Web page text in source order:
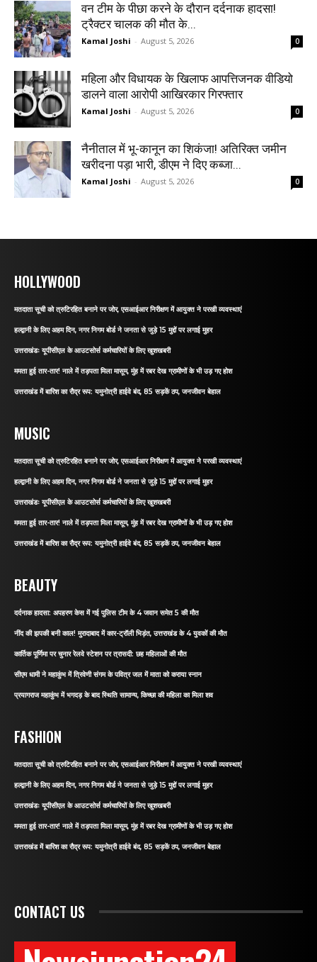
वन टीम के पीछा करने के दौरान दर्दनाक हादसा!
ट्रैक्टर चालक की मौत के...
Kamal Joshi - August 5, 2026 0
महिला और विधायक के खिलाफ आपत्तिजनक वीडियो
डालने वाला आरोपी आखिरकार गिरफ्तार
Kamal Joshi - August 5, 2026 0
नैनीताल में भू-कानून का शिकंजा! अतिरिक्त जमीन
खरीदना पड़ा भारी, डीएम ने दिए कब्जा...
Kamal Joshi - August 5, 2026 0
HOLLYWOOD
मतदाता सूची को त्रुटिरहित बनाने पर जोर, एसआईआर निरीक्षण में आयुक्त ने परखी व्यवस्थाएं
हल्द्वानी के लिए अहम दिन, नगर निगम बोर्ड ने जनता से जुड़े 15 मुद्दों पर लगाई मुहर
उत्तराखंडः यूपीसीएल के आउटसोर्स कर्मचारियों के लिए खुशखबरी
ममता हुई तार-तार! नाले में तड़पता मिला मासूम, मुंह में रबर देख ग्रामीणों के भी उड़ गए होश
उत्तराखंड में बारिश का रौद्र रूप: यमुनोत्री हाईवे बंद, 85 सड़कें ठप, जनजीवन बेहाल
MUSIC
मतदाता सूची को त्रुटिरहित बनाने पर जोर, एसआईआर निरीक्षण में आयुक्त ने परखी व्यवस्थाएं
हल्द्वानी के लिए अहम दिन, नगर निगम बोर्ड ने जनता से जुड़े 15 मुद्दों पर लगाई मुहर
उत्तराखंडः यूपीसीएल के आउटसोर्स कर्मचारियों के लिए खुशखबरी
ममता हुई तार-तार! नाले में तड़पता मिला मासूम, मुंह में रबर देख ग्रामीणों के भी उड़ गए होश
उत्तराखंड में बारिश का रौद्र रूप: यमुनोत्री हाईवे बंद, 85 सड़कें ठप, जनजीवन बेहाल
BEAUTY
दर्दनाक हादसा: अपहरण केस में गई पुलिस टीम के 4 जवान समेत 5 की मौत
नींद की झपकी बनी काल! मुरादाबाद में कार-ट्रॉली भिड़ंत, उत्तराखंड के 4 युवकों की मौत
कार्तिक पूर्णिमा पर चुनार रेलवे स्टेशन पर त्रासदी: छह महिलाओं की मौत
सीएम धामी ने महाकुंभ में त्रिवेणी संगम के पवित्र जल में माता को कराया स्नान
प्रयागराज महाकुंभ में भगदड़ के बाद स्थिति सामान्य, किच्छा की महिला का मिला शव
FASHION
मतदाता सूची को त्रुटिरहित बनाने पर जोर, एसआईआर निरीक्षण में आयुक्त ने परखी व्यवस्थाएं
हल्द्वानी के लिए अहम दिन, नगर निगम बोर्ड ने जनता से जुड़े 15 मुद्दों पर लगाई मुहर
उत्तराखंडः यूपीसीएल के आउटसोर्स कर्मचारियों के लिए खुशखबरी
ममता हुई तार-तार! नाले में तड़पता मिला मासूम, मुंह में रबर देख ग्रामीणों के भी उड़ गए होश
उत्तराखंड में बारिश का रौद्र रूप: यमुनोत्री हाईवे बंद, 85 सड़कें ठप, जनजीवन बेहाल
CONTACT US